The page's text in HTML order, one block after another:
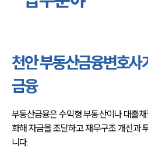
천안 분사무소 오시는 길
천안변호사상담 상담접수
채용정보
천안 부동산금융변호사
금융
부동산금융은 수익형 부동산이나 대출
화해 자금을 조달하고 재무구조 개선과
니다.